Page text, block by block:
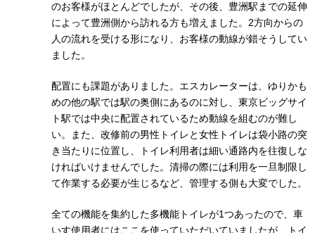
のお客様がほとんどでしたが、その後、豊洲駅までの延伸
によって豊洲側から訪れる方も増えました。2方向からの
人の流れを受ける形になり、お客様の動線が錯そうしてい
ました。
配置にも課題がありました。エスカレーターは、ゆりかも
めの他の駅では駅の奥側にあるのに対し、東京ビッグサイ
ト駅では中央に配置されているため動線を組むのが難し
い。また、改修前の男性トイレと女性トイレは袋小路の突
き当たりに位置し、トイレ利用者は細い通路内を往復しな
ければいけませんでした。清掃の際には利用を一旦制限し
て作業する必要が生じるなど、管理する側も大変でした。
全ての機能を集約した多機能トイレが1つあったので、車
いす使用者にはここを使っていただいていましたが、トイ